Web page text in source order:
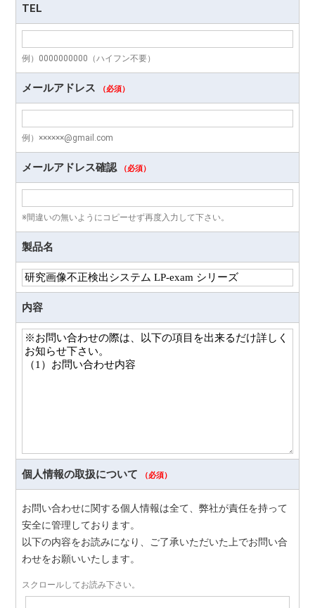
TEL
例）0000000000（ハイフン不要）
メールアドレス （必須）
例）××××××@gmail.com
メールアドレス確認 （必須）
※間違いの無いようにコピーせず再度入力して下さい。
製品名
内容
個人情報の取扱について （必須）
お問い合わせに関する個人情報は全て、弊社が責任を持って
安全に管理しております。
以下の内容をお読みになり、ご了承いただいた上でお問い合
わせをお願いいたします。
スクロールしてお読み下さい。